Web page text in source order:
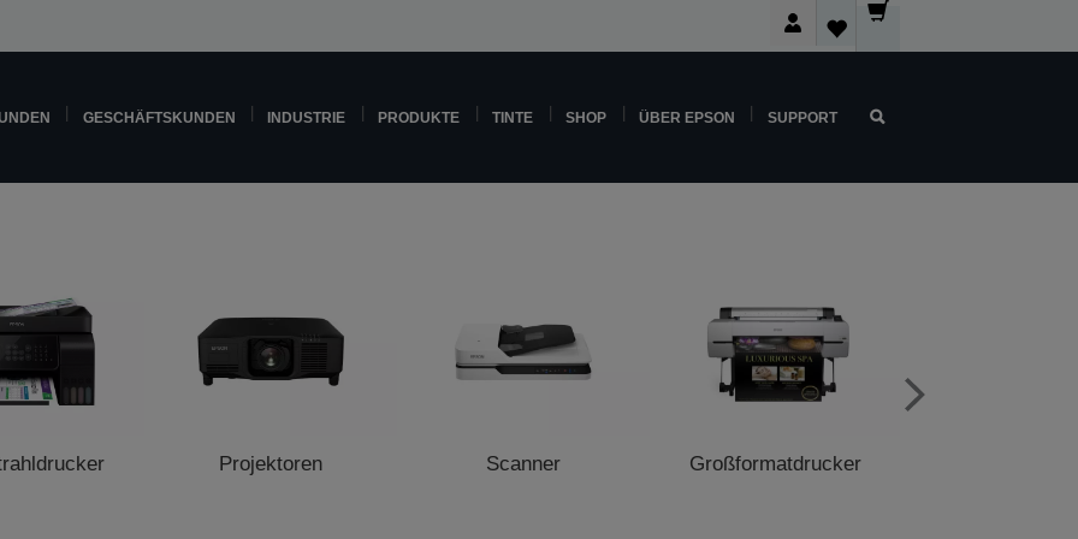
GESCHÄFTSKUNDEN INDUSTRIE PRODUKTE TINTE SHOP ÜBER EPSON SUPPORT
Projektoren Scanner Großformatdrucker